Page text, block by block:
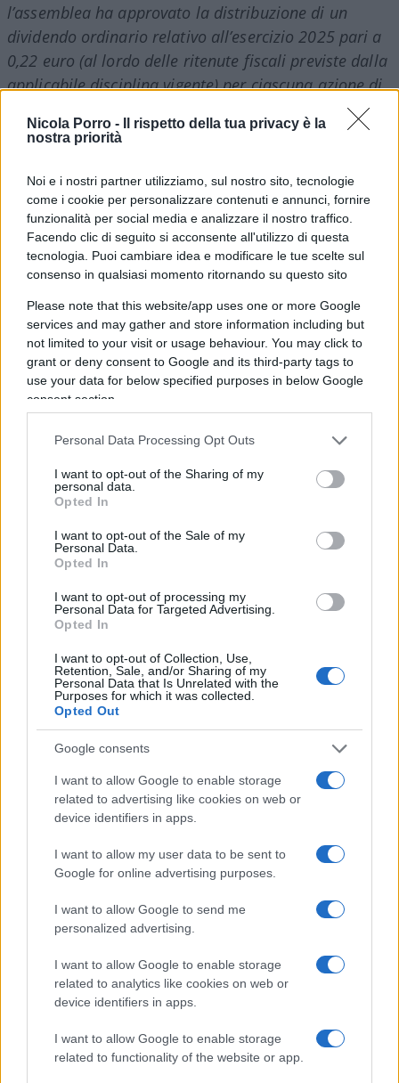
Nicola Porro -
Il rispetto della tua privacy è la
nostra priorità
Noi e i nostri partner utilizziamo, sul nostro sito, tecnologie
come i cookie per personalizzare contenuti e annunci, fornire
funzionalità per social media e analizzare il nostro traffico.
Facendo clic di seguito si acconsente all'utilizzo di questa
tecnologia. Puoi cambiare idea e modificare le tue scelte sul
consenso in qualsiasi momento ritornando su questo sito
Please note that this website/app uses one or more Google
services and may gather and store information including but
not limited to your visit or usage behaviour. You may click to
grant or deny consent to Google and its third-party tags to
use your data for below specified purposes in below Google
consent section.
Personal Data Processing Opt Outs
I want to opt-out of the Sharing of my
personal data.
Opted In
I want to opt-out of the Sale of my
Personal Data.
Opted In
I want to opt-out of processing my
Personal Data for Targeted Advertising.
Opted In
I want to opt-out of Collection, Use,
Retention, Sale, and/or Sharing of my
Personal Data that Is Unrelated with the
Purposes for which it was collected.
Opted Out
Google consents
I want to allow Google to enable storage
related to advertising like cookies on web or
device identifiers in apps.
I want to allow my user data to be sent to
Google for online advertising purposes.
I want to allow Google to send me
personalized advertising.
I want to allow Google to enable storage
related to analytics like cookies on web or
device identifiers in apps.
I want to allow Google to enable storage
related to functionality of the website or app.
l’assemblea ha approvato la distribuzione di un
dividendo ordinario relativo all’esercizio 2025 pari a
0,22 euro (al lordo delle ritenute fiscali previste dalla
applicabile disciplina vigente) per ciascuna azione di
ex-dividend date al 20 luglioerecord date al 21
luglio, secondo il calendario finanziario
comunicato.
Buyback fino al 20% del capitale
L’assemblea ha inoltre autorizzato il Consiglio di
amministrazione ad acquistare azioni proprie fino
a un massimo del
Secondo quanto comunicato dalla società,
l’autorizzazione è finalizzata a garantire strumenti
di flessibilità gestionale, tra cui la copertura dei
piani di remunerazione, la gestione di eventuali
strumenti convertibili e il supporto a operazioni
straordinarie di M&A. Nel perimetro rientra anche
la possibilità di sostenere programmi di riacquisto
capitale in caso di necessità.
Deleghe al Cda e politica di
remunerazione
Oltre al buyback, l’assemblea ha approvato anche
la delega al Cda per l’emissione di nuove azioni di
categoria A fino a un massimo di2.000.000 di
diritto di opzione degli azionisti.
Via libera anche alla politica di remunerazione,
con voto consultivo favorevole alla relazione
nella governance del gruppo, che conferma la
centralità della disciplina degli incentivi nel